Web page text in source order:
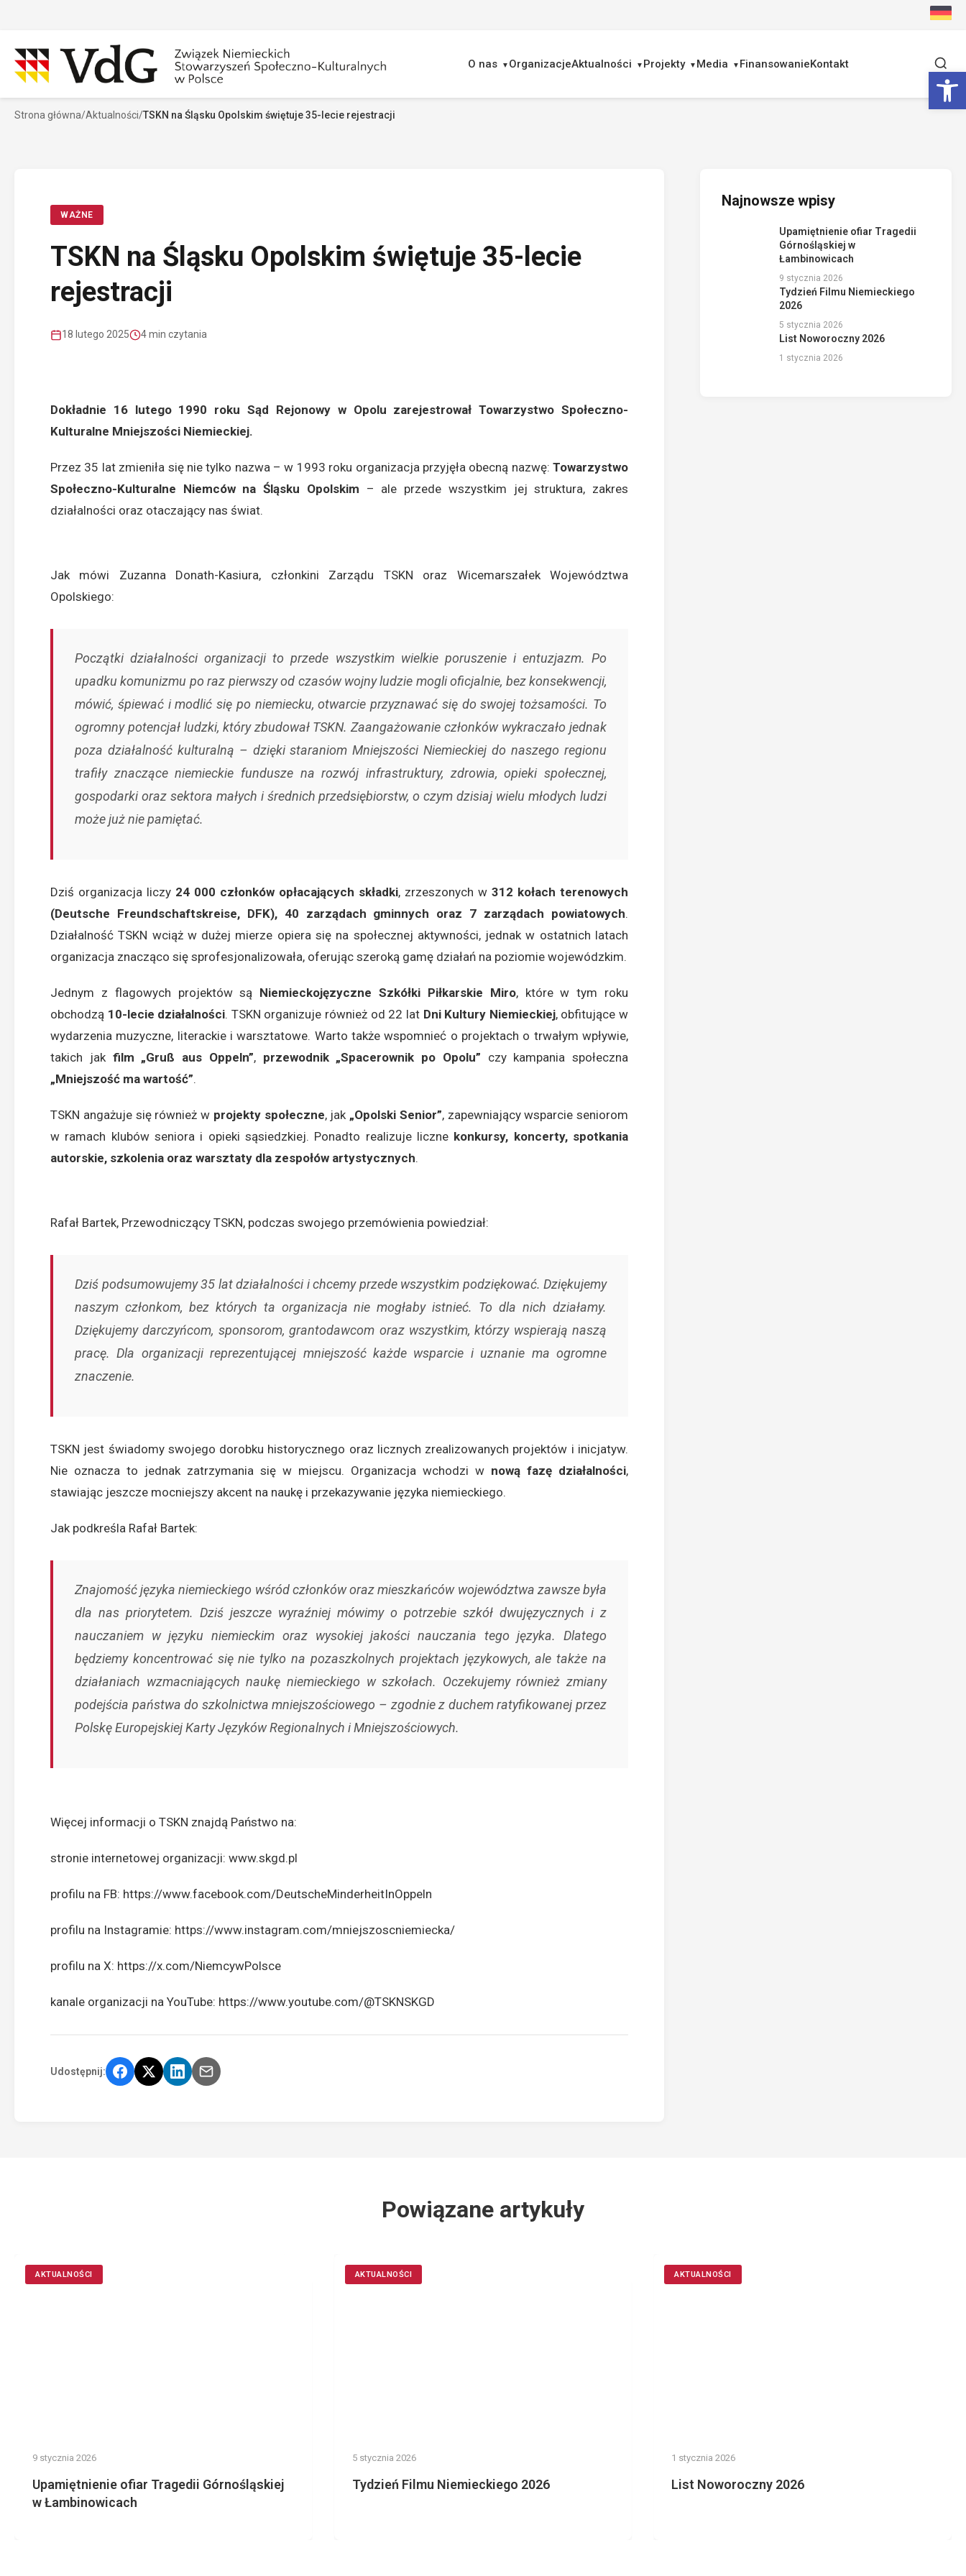
O nas OrganizacjeAktualności Projekty Media FinansowanieKontakt
Szukaj
Strona główna/Aktualności/TSKN na Śląsku Opolskim świętuje 35-lecie rejestracji
WAŻNE
TSKN na Śląsku Opolskim świętuje 35-lecie
rejestracji
18 lutego 2025 4 min czytania
Dokładnie 16 lutego 1990 roku Sąd Rejonowy w Opolu zarejestrował Towarzystwo Społeczno-
Kulturalne Mniejszości Niemieckiej.
Przez 35 lat zmieniła się nie tylko nazwa – w 1993 roku organizacja przyjęła obecną nazwę: Towarzystwo
Społeczno-Kulturalne Niemców na Śląsku Opolskim – ale przede wszystkim jej struktura, zakres
działalności oraz otaczający nas świat.
Jak mówi Zuzanna Donath-Kasiura, członkini Zarządu TSKN oraz Wicemarszałek Województwa
Opolskiego:
Początki działalności organizacji to przede wszystkim wielkie poruszenie i entuzjazm. Po
upadku komunizmu po raz pierwszy od czasów wojny ludzie mogli oficjalnie, bez konsekwencji,
mówić, śpiewać i modlić się po niemiecku, otwarcie przyznawać się do swojej tożsamości. To
ogromny potencjał ludzki, który zbudował TSKN. Zaangażowanie członków wykraczało jednak
poza działalność kulturalną – dzięki staraniom Mniejszości Niemieckiej do naszego regionu
trafiły znaczące niemieckie fundusze na rozwój infrastruktury, zdrowia, opieki społecznej,
gospodarki oraz sektora małych i średnich przedsiębiorstw, o czym dzisiaj wielu młodych ludzi
może już nie pamiętać.
Dziś organizacja liczy 24 000 członków opłacających składki, zrzeszonych w 312 kołach terenowych
(Deutsche Freundschaftskreise, DFK), 40 zarządach gminnych oraz 7 zarządach powiatowych.
Działalność TSKN wciąż w dużej mierze opiera się na społecznej aktywności, jednak w ostatnich latach
organizacja znacząco się sprofesjonalizowała, oferując szeroką gamę działań na poziomie wojewódzkim.
Jednym z flagowych projektów są Niemieckojęzyczne Szkółki Piłkarskie Miro, które w tym roku
obchodzą 10-lecie działalności. TSKN organizuje również od 22 lat Dni Kultury Niemieckiej, obfitujące w
wydarzenia muzyczne, literackie i warsztatowe. Warto także wspomnieć o projektach o trwałym wpływie,
takich jak film „Gruß aus Oppeln”, przewodnik „Spacerownik po Opolu” czy kampania społeczna
„Mniejszość ma wartość”.
TSKN angażuje się również w projekty społeczne, jak „Opolski Senior”, zapewniający wsparcie seniorom
w ramach klubów seniora i opieki sąsiedzkiej. Ponadto realizuje liczne konkursy, koncerty, spotkania
autorskie, szkolenia oraz warsztaty dla zespołów artystycznych.
Rafał Bartek, Przewodniczący TSKN, podczas swojego przemówienia powiedział:
Dziś podsumowujemy 35 lat działalności i chcemy przede wszystkim podziękować. Dziękujemy
naszym członkom, bez których ta organizacja nie mogłaby istnieć. To dla nich działamy.
Dziękujemy darczyńcom, sponsorom, grantodawcom oraz wszystkim, którzy wspierają naszą
pracę. Dla organizacji reprezentującej mniejszość każde wsparcie i uznanie ma ogromne
znaczenie.
TSKN jest świadomy swojego dorobku historycznego oraz licznych zrealizowanych projektów i inicjatyw.
Nie oznacza to jednak zatrzymania się w miejscu. Organizacja wchodzi w nową fazę działalności,
stawiając jeszcze mocniejszy akcent na naukę i przekazywanie języka niemieckiego.
Jak podkreśla Rafał Bartek:
Znajomość języka niemieckiego wśród członków oraz mieszkańców województwa zawsze była
dla nas priorytetem. Dziś jeszcze wyraźniej mówimy o potrzebie szkół dwujęzycznych i z
nauczaniem w języku niemieckim oraz wysokiej jakości nauczania tego języka. Dlatego
będziemy koncentrować się nie tylko na pozaszkolnych projektach językowych, ale także na
działaniach wzmacniających naukę niemieckiego w szkołach. Oczekujemy również zmiany
podejścia państwa do szkolnictwa mniejszościowego – zgodnie z duchem ratyfikowanej przez
Polskę Europejskiej Karty Języków Regionalnych i Mniejszościowych.
Więcej informacji o TSKN znajdą Państwo na:
stronie internetowej organizacji: www.skgd.pl
profilu na FB: https://www.facebook.com/DeutscheMinderheitInOppeln
profilu na Instagramie: https://www.instagram.com/mniejszoscniemiecka/
profilu na X: https://x.com/NiemcywPolsce
kanale organizacji na YouTube: https://www.youtube.com/@TSKNSKGD
Udostępnij:
Najnowsze wpisy
Upamiętnienie ofiar Tragedii
Górnośląskiej w
Łambinowicach
9 stycznia 2026
Tydzień Filmu Niemieckiego
2026
5 stycznia 2026
List Noworoczny 2026
1 stycznia 2026
Powiązane artykuły
AKTUALNOŚCI
9 stycznia 2026
Upamiętnienie ofiar Tragedii Górnośląskiej
w Łambinowicach
AKTUALNOŚCI
5 stycznia 2026
Tydzień Filmu Niemieckiego 2026
AKTUALNOŚCI
1 stycznia 2026
List Noworoczny 2026